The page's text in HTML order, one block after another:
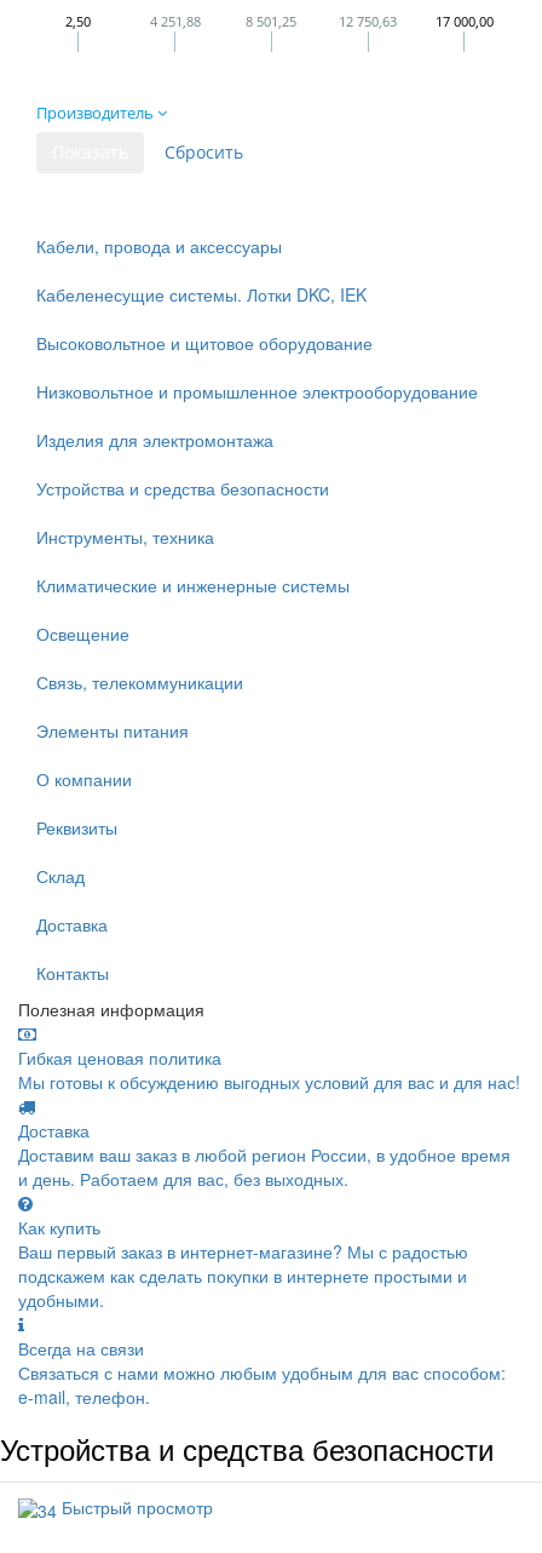
2,50 4 251,88 8 501,25 12 750,63 17 000,00
Производитель
Кабели, провода и аксессуары
Кабеленесущие системы. Лотки DKC, IEK
Высоковольтное и щитовое оборудование
Низковольтное и промышленное электрооборудование
Изделия для электромонтажа
Устройства и средства безопасности
Инструменты, техника
Климатические и инженерные системы
Освещение
Связь, телекоммуникации
Элементы питания
О компании
Реквизиты
Склад
Доставка
Контакты
Полезная информация
Гибкая ценовая политика
Мы готовы к обсуждению выгодных условий для вас и для нас!
Доставка
Доставим ваш заказ в любой регион России, в удобное время
и день. Работаем для вас, без выходных.
Как купить
Ваш первый заказ в интернет-магазине? Мы с радостью
подскажем как сделать покупки в интернете простыми и
удобными.
Всегда на связи
Связаться с нами можно любым удобным для вас способом:
e-mail, телефон.
Устройства и средства безопасности
Быстрый просмотр